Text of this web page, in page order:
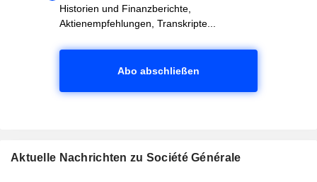
Historien und Finanzberichte,
Aktienempfehlungen, Transkripte...
Abo abschließen
Aktuelle Nachrichten zu Société Générale